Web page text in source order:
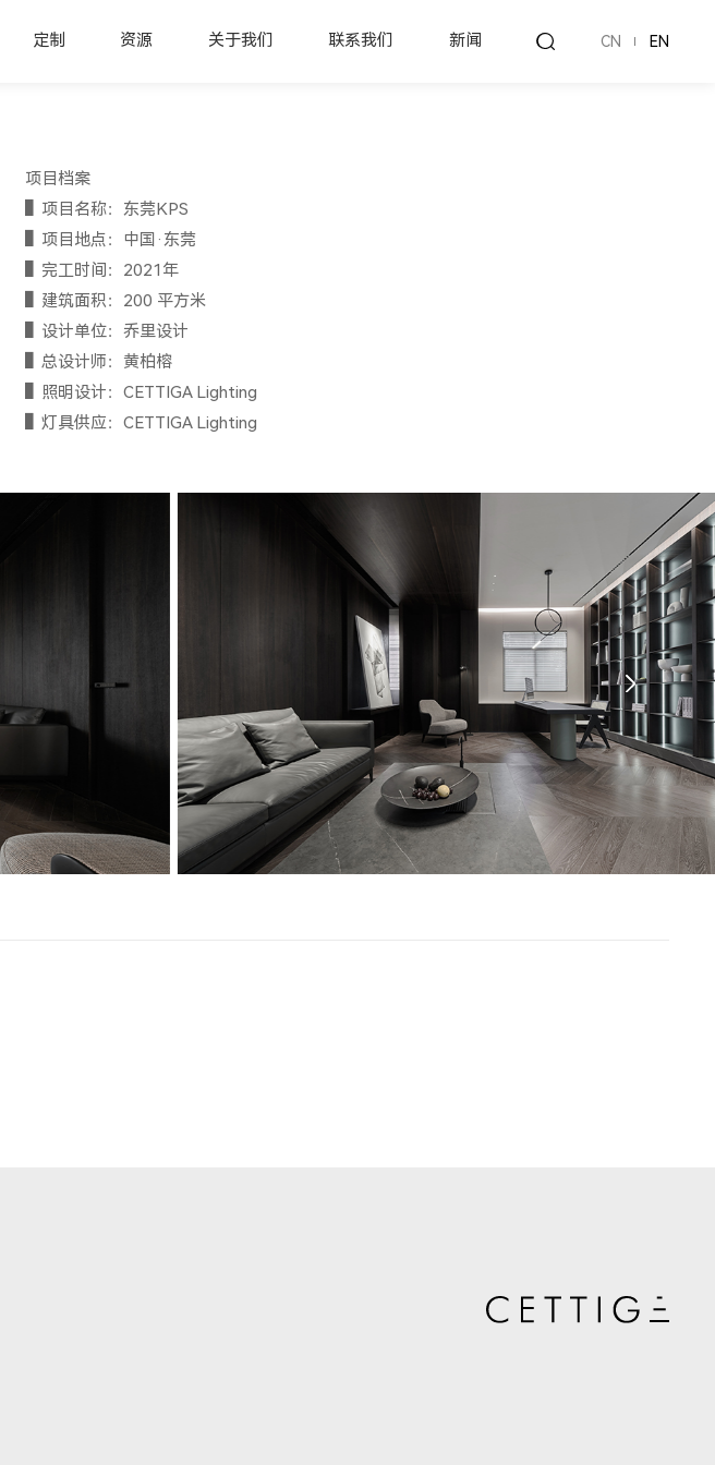
定制 资源 关于我们 联系我们 新闻 CN EN
项目档案
▌项目名称：东莞KPS
▌项目地点：中国·东莞
▌完工时间：2021年
▌建筑面积：200 平方米
▌设计单位：乔里设计
▌总设计师：黄柏榕
▌照明设计：CETTIGA Lighting
▌灯具供应：CETTIGA Lighting